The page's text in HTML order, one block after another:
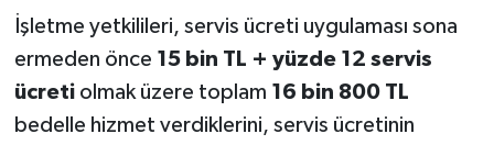
İşletme yetkilileri, servis ücreti uygulaması sona
ermeden önce 15 bin TL + yüzde 12 servis
ücretiolmak üzere toplam 16 bin 800 TL
bedelle hizmet verdiklerini, servis ücretinin